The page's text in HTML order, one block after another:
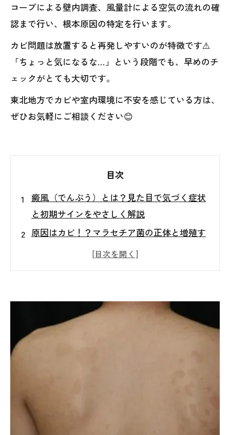
コープによる壁内調査、風量計による空気の流れの確
認まで行い、根本原因の特定を行います。
カビ問題は放置すると再発しやすいのが特徴です⚠️
「ちょっと気になるな…」という段階でも、早めのチ
ェックがとても大切です。
東北地方でカビや室内環境に不安を感じている方は、
ぜひお気軽にご相談ください😊
目次
癜風（でんぷう）とは？見た目で気づく症状
と初期サインをやさしく解説
原因はカビ！？マラセチア菌の正体と増殖す
る仕組みを徹底解説
なぜ発症する？癜風と湿気・住環境の深い関
放置はNG！癜風が広がる理由と再発を繰り返
す本当の原因とは
カビ問題の本質は「見えない原因」真菌検査